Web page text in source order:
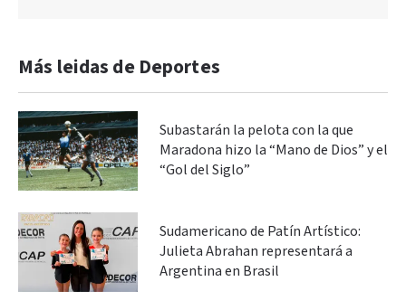
Más leidas de Deportes
Subastarán la pelota con la que
Maradona hizo la “Mano de Dios” y el
“Gol del Siglo”
Sudamericano de Patín Artístico:
Julieta Abrahan representará a
Argentina en Brasil